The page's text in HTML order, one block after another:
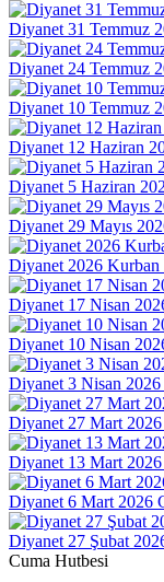
Diyanet 31 Temmuz
Diyanet 24 Temmuz
Diyanet 10 Temmuz
Diyanet 12 Haziran
Diyanet 5 Haziran
Diyanet 29 Mayıs
Diyanet 2026 Kurban
Diyanet 17 Nisan
Diyanet 10 Nisan
Diyanet 3 Nisan
Diyanet 27 Mart
Diyanet 13 Mart
Diyanet 6 Mart 2026
Diyanet 27 Şubat
Cuma Hutbesi